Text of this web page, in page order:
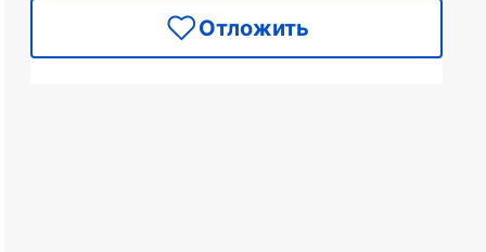
Отложить